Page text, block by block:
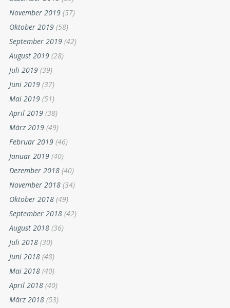
November 2019 (57)
Oktober 2019 (58)
September 2019 (42)
August 2019 (28)
Juli 2019 (39)
Juni 2019 (37)
Mai 2019 (51)
April 2019 (38)
März 2019 (49)
Februar 2019 (46)
Januar 2019 (40)
Dezember 2018 (40)
November 2018 (34)
Oktober 2018 (49)
September 2018 (42)
August 2018 (36)
Juli 2018 (30)
Juni 2018 (48)
Mai 2018 (40)
April 2018 (40)
März 2018 (53)